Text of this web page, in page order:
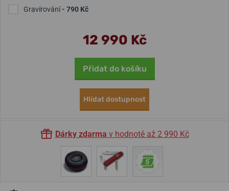
Gravírování- 790 Kč
12 990 Kč
Přidat do košíku
Hlídat dostupnost
Dárky zdarma v hodnotě až 2 990 Kč